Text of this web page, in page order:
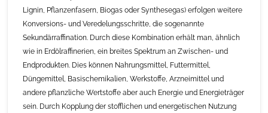
Lignin, Pflanzenfasern, Biogas oder Synthesegas) erfolgen weitere
Konversions- und Veredelungsschritte, die sogenannte
Sekundärraffination. Durch diese Kombination erhält man, ähnlich
wie in Erdölraffinerien, ein breites Spektrum an Zwischen- und
Endprodukten. Dies können Nahrungsmittel, Futtermittel,
Düngemittel, Basischemikalien, Werkstoffe, Arzneimittel und
andere pflanzliche Wertstoffe aber auch Energie und Energieträger
sein. Durch Kopplung der stofflichen und energetischen Nutzung